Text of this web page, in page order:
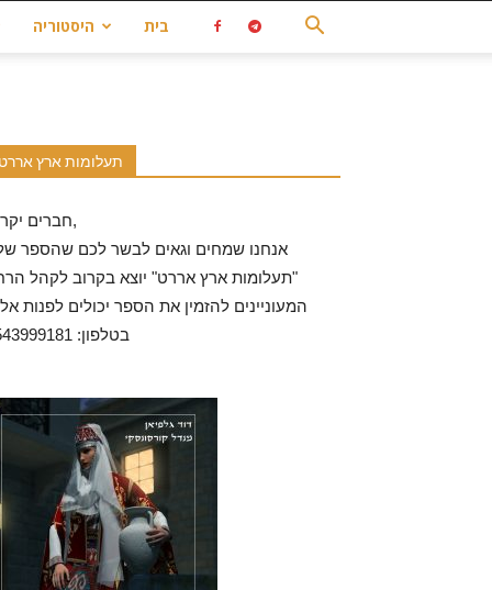
היסטוריה בית
תעלומות ארץ אררט
חברים יקרים,
אנחנו שמחים וגאים לבשר לכם שהספר
"תעלומות ארץ אררט" יוצא בקרוב לקהל
המעוניינים להזמין את הספר יכולים לפנות
בטלפון: 0543999181